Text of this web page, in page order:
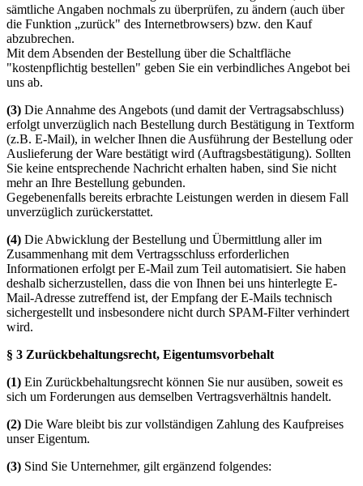
sämtliche Angaben nochmals zu überprüfen, zu ändern (auch über
die Funktion „zurück" des Internetbrowsers) bzw. den Kauf
abzubrechen.
Mit dem Absenden der Bestellung über die Schaltfläche
"kostenpflichtig bestellen" geben Sie ein verbindliches Angebot bei
uns ab.
(3) Die Annahme des Angebots (und damit der Vertragsabschluss)
erfolgt unverzüglich nach Bestellung durch Bestätigung in Textform
(z.B. E-Mail), in welcher Ihnen die Ausführung der Bestellung oder
Auslieferung der Ware bestätigt wird (Auftragsbestätigung). Sollten
Sie keine entsprechende Nachricht erhalten haben, sind Sie nicht
mehr an Ihre Bestellung gebunden.
Gegebenenfalls bereits erbrachte Leistungen werden in diesem Fall
unverzüglich zurückerstattet.
(4) Die Abwicklung der Bestellung und Übermittlung aller im
Zusammenhang mit dem Vertragsschluss erforderlichen
Informationen erfolgt per E-Mail zum Teil automatisiert. Sie haben
deshalb sicherzustellen, dass die von Ihnen bei uns hinterlegte E-
Mail-Adresse zutreffend ist, der Empfang der E-Mails technisch
sichergestellt und insbesondere nicht durch SPAM-Filter verhindert
wird.
§ 3 Zurückbehaltungsrecht, Eigentumsvorbehalt
(1) Ein Zurückbehaltungsrecht können Sie nur ausüben, soweit es
sich um Forderungen aus demselben Vertragsverhältnis handelt.
(2) Die Ware bleibt bis zur vollständigen Zahlung des Kaufpreises
unser Eigentum.
(3) Sind Sie Unternehmer, gilt ergänzend folgendes: